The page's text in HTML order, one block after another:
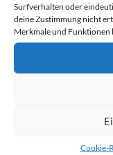
Surfverhalten oder
deine Zustimmung nicht
Merkmale und Funktionen
Cookie-
Das
die Dumplings
Am
Wir